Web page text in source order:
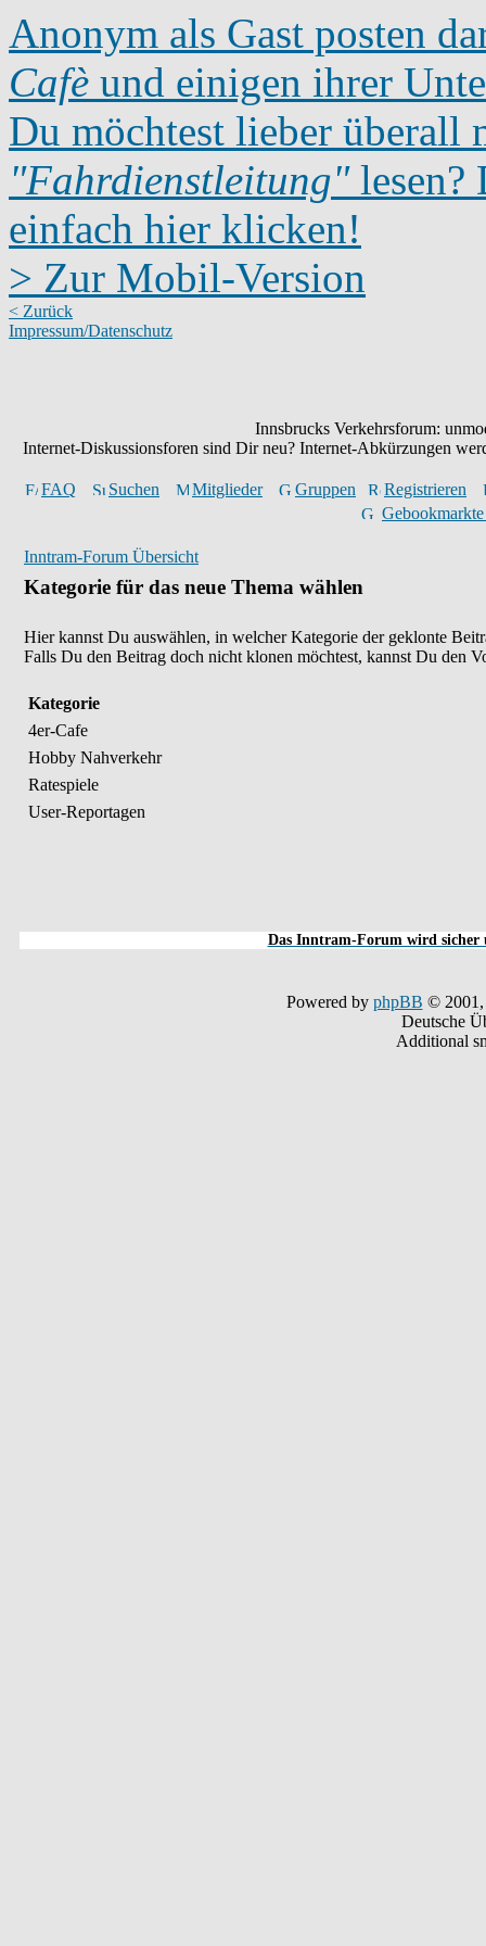
Anonym als Gast posten
Cafè und einigen ihrer
Du möchtest lieber überall
"Fahrdienstleitung"lesen?
einfach hier klicken!
> Zur Mobil-Version
< Zurück
Impressum/Datenschutz
Innsbrucks Verkehrsforum:
Internet-Diskussionsforen sind Dir neu? Internet-Abkürzungen
FAQ Suchen Mitglieder Gruppen
Registrieren
Inntram-Forum Übersicht
Kategorie für das neue Thema wählen
Hier kannst Du auswählen, in welcher Kategorie der geklonte
Falls Du den Beitrag doch nicht klonen möchtest, kannst Du den
Kategorie
4er-Cafe
Hobby Nahverkehr
Ratespiele
User-Reportagen
Das Inntram-Forum wird sicher
Powered by phpBB © 2001,
Deutsche
Additional